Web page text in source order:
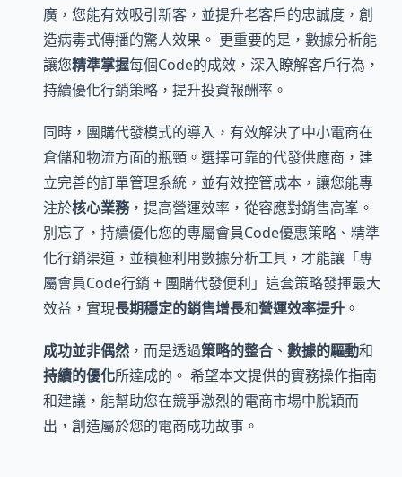
廣，您能有效吸引新客，並提升老客戶的忠誠度，創
造病毒式傳播的驚人效果。 更重要的是，數據分析能
讓您精準掌握每個Code的成效，深入瞭解客戶行為，
持續優化行銷策略，提升投資報酬率。
同時，團購代發模式的導入，有效解決了中小電商在
倉儲和物流方面的瓶頸。選擇可靠的代發供應商，建
立完善的訂單管理系統，並有效控管成本，讓您能專
注於核心業務，提高營運效率，從容應對銷售高峯。
別忘了，持續優化您的專屬會員Code優惠策略、精準
化行銷渠道，並積極利用數據分析工具，才能讓「專
屬會員Code行銷 + 團購代發便利」這套策略發揮最大
效益，實現長期穩定的銷售增長和營運效率提升 。
成功並非偶然 ，而是透過策略的整合 、 數據的驅動和
持續的優化所達成的。 希望本文提供的實務操作指南
和建議，能幫助您在競爭激烈的電商市場中脫穎而
出，創造屬於您的電商成功故事。